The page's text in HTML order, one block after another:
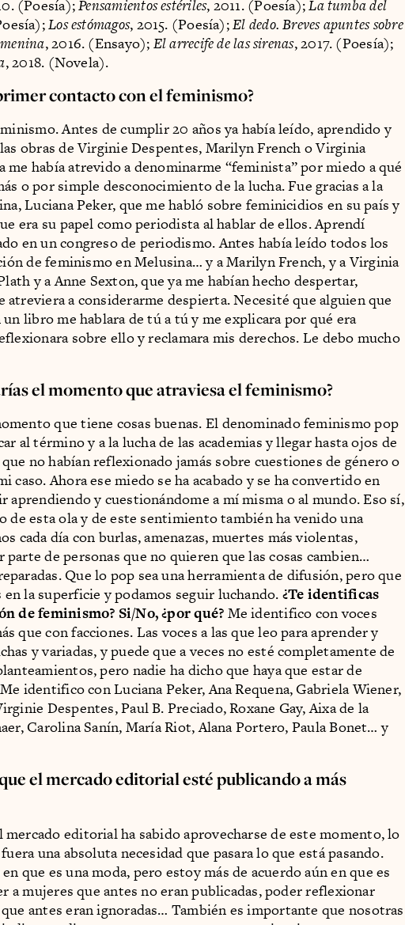
(Poesía);Pensamientos estériles, 2011. (Poesía);La tumba del
Los estómagos, 2015. (Poesía);El dedo. Breves apuntes sobre
, 2016. (Ensayo); El arrecife de las sirenas, 2017. (Poesía);
, 2018. (Novela).
contacto con el feminismo?
Antes de cumplir 20 años ya había leído, aprendido y
obras de Virginie Despentes, Marilyn French o Virginia
me había atrevido a denominarme “feminista” por miedo a qué
o por simple desconocimiento de la lucha. Fue gracias a la
Luciana Peker, que me habló sobre feminicidios en su país y
era su papel como periodista al hablar de ellos. Aprendí
en un congreso de periodismo. Antes había leído todos los
de feminismo en Melusina… y a Marilyn French, y a Virginia
y a Anne Sexton, que ya me habían hecho despertar,
atreviera a considerarme despierta. Necesité que alguien que
un libro me hablara de tú a tú y me explicara por qué era
sobre ello y reclamara mis derechos. Le debo mucho
el momento que atraviesa el feminismo?
que tiene cosas buenas. El denominado feminismo pop
al término y a la lucha de las academias y llegar hasta ojos de
no habían reflexionado jamás sobre cuestiones de género o
caso. Ahora ese miedo se ha acabado y se ha convertido en
aprendiendo y cuestionándome a mí misma o al mundo. Eso sí,
de esta ola y de este sentimiento también ha venido una
cada día con burlas, amenazas, muertes más violentas,
parte de personas que no quieren que las cosas cambien…
Que lo pop sea una herramienta de difusión, pero que
la superficie y podamos seguir luchando. ¿Te identificas
de feminismo? Si/No, ¿por qué? Me identifico con voces
que con facciones. Las voces a las que leo para aprender y
y variadas, y puede que a veces no esté completamente de
pero nadie ha dicho que haya que estar de
identifico con Luciana Peker, Ana Requena, Gabriela Wiener,
Despentes, Paul B. Preciado, Roxane Gay, Aixa de la
Carolina Sanín, María Riot, Alana Portero, Paula Bonet… y
el mercado editorial esté publicando a más
editorial ha sabido aprovecharse de este momento, lo
una absoluta necesidad que pasara lo que está pasando.
que es una moda, pero estoy más de acuerdo aún en que es
a mujeres que antes no eran publicadas, poder reflexionar
antes eran ignoradas… También es importante que nosotras